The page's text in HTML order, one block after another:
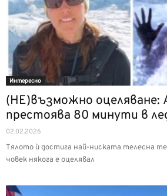
Интерeсно
(НЕ)възможно оцеляване:
престоява 80 минути в
02.02.2026
Тялото ѝ достига най-ниската телесна
човек някога е оцелявал